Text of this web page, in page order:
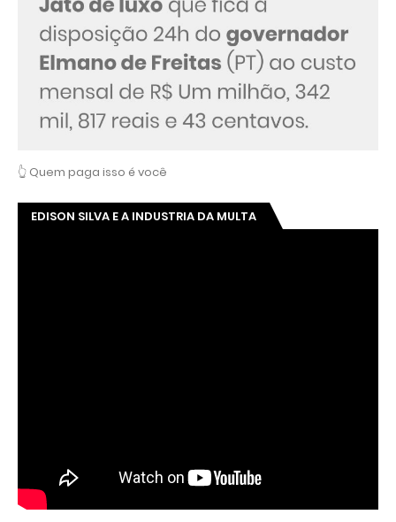
👆 Quem paga isso é você
EDISON SILVA E A INDUSTRIA DA MULTA